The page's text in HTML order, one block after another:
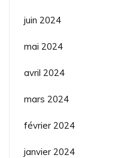
juin 2024
mai 2024
avril 2024
mars 2024
février 2024
janvier 2024